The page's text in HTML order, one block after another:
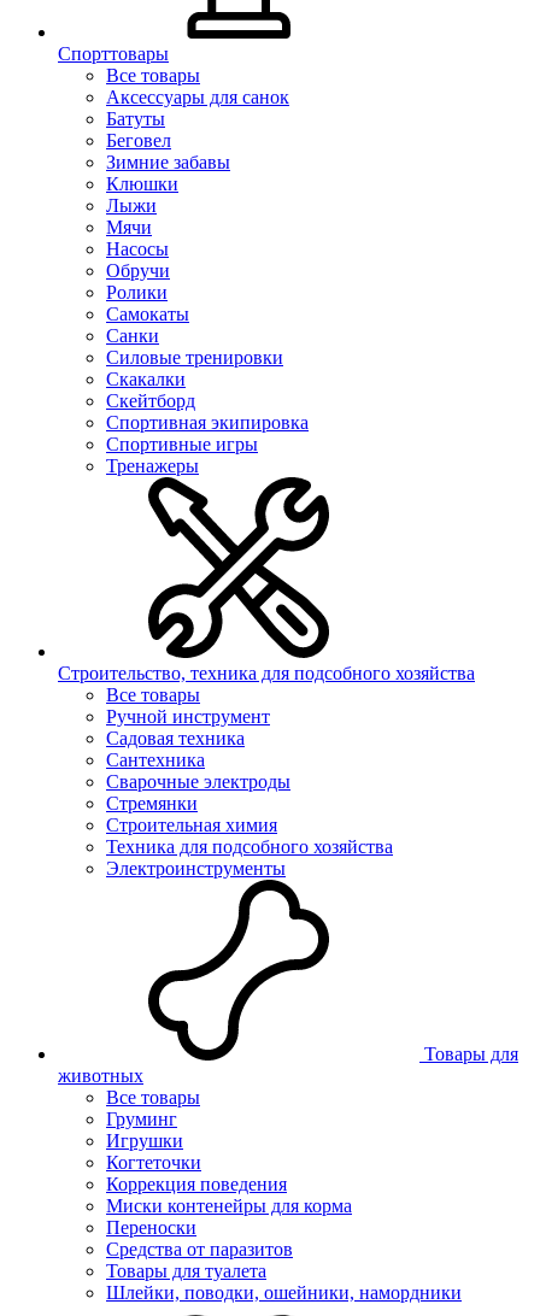
Спорттовары
Все товары
Аксессуары для санок
Батуты
Беговел
Зимние забавы
Клюшки
Лыжи
Мячи
Насосы
Обручи
Ролики
Самокаты
Санки
Силовые тренировки
Скакалки
Скейтборд
Спортивная экипировка
Спортивные игры
Тренажеры
Строительство, техника для подсобного хозяйства
Все товары
Ручной инструмент
Садовая техника
Сантехника
Сварочные электроды
Стремянки
Строительная химия
Техника для подсобного хозяйства
Электроинструменты
Товары для
животных
Все товары
Груминг
Игрушки
Когтеточки
Коррекция поведения
Миски контенейры для корма
Переноски
Средства от паразитов
Товары для туалета
Шлейки, поводки, ошейники, намордники